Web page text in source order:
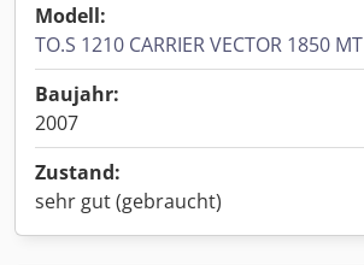
Modell:
TO.S 1210 CARRIER VECTOR 1850 MT
Baujahr:
2007
Zustand:
sehr gut (gebraucht)